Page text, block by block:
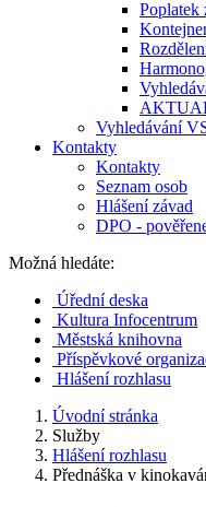
Poplatek
Vyhledávání
Kontakty
Kontakty
Seznam osob
Hlášení závad
DPO -
Možná hledáte:
Úřední deska
Kultura Infocentrum
Městská knihovna
Příspěvkové
Hlášení rozhlasu
Úvodní stránka
Služby
Hlášení rozhlasu
Přednáška v